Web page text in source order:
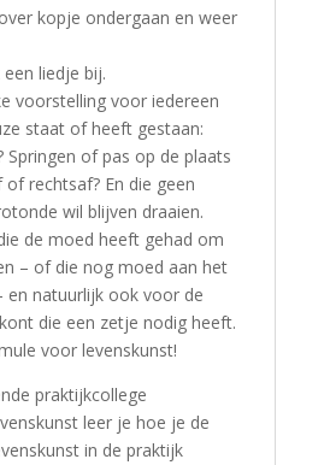
kopje ondergaan en weer
liedje bij.
voorstelling voor iedereen
staat of heeft gestaan:
Springen of pas op de plaats
of rechtsaf? En die geen
wil blijven draaien.
de moed heeft gehad om
– of die nog moed aan het
en natuurlijk ook voor de
die een zetje nodig heeft.
voor levenskunst!
praktijkcollege
leer je hoe je de
in de praktijk